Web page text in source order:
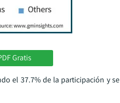
Gratis
el 37.7% de la participación y se